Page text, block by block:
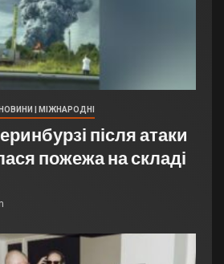
НОВИНИ | МІЖНАРОДНІ
після атаки
пожежа на складі